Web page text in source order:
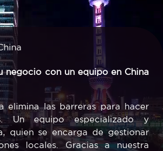
negocio con un equipo en China
elimina las barreras para hacer
Un equipo especializado y
quien se encarga de gestionar
locales. Gracias a nuestra